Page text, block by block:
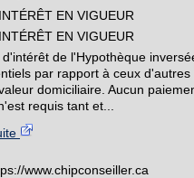
EN VIGUEUR
EN VIGUEUR
d'intérêt de l'Hypothèque
par rapport à ceux d'autres
domiciliaire. Aucun
requis tant et...
www.chipconseiller.ca